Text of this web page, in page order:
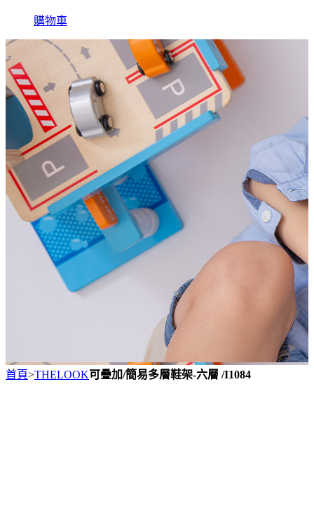
購物車
首頁>THELOOK可疊加/簡易多層鞋架-六層 /I1084